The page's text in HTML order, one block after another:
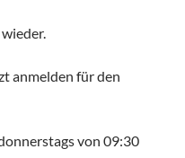
anmelden für den
von 09:30